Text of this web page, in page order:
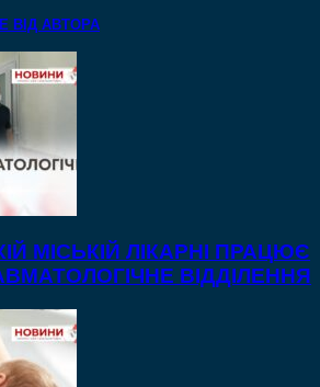
ВІД АВТОРА
МІСЬКІЙ ЛІКАРНІ ПРАЦЮЄ
ВІДДІЛЕННЯ